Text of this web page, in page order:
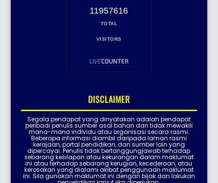
11957616
TOTAL
VISITORS
DISCLAIMER
Segala pendapat yang dinyatakan adalah pendapat
peribadi penulis sumber asal bahan dan tidak mewakili
mana-mana individu atau organisasi secara rasmi.
Beberapa informasi diambil daripada laman rasmi
kerajaan, portal pendidikan, dan sumber lain yang
dipercayai. Penulis tidak bertanggungjawab terhadap
sebarang kesilapan atau kekurangan dalam maklumat
ini atau terhadap sebarang kerugian, kecederaan, atau
kerosakan yang dialami akibat penggunaan maklumat
ini. Sila gunakan maklumat ini dengan bijak dan lakukan